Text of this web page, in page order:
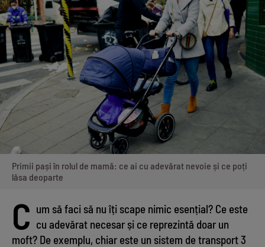
Primii pași în rolul de mamă: ce ai cu adevărat nevoie și ce poți
lăsa deoparte
C um să faci să nu îți scape nimic esențial? Ce este
cu adevărat necesar și ce reprezintă doar un
moft? De exemplu, chiar este un sistem de transport 3